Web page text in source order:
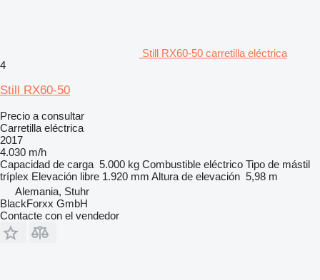
Still RX60-50 carretilla eléctrica
4
Still RX60-50
Precio a consultar
Carretilla eléctrica
2017
4.030 m/h
Capacidad de carga 5.000 kg Combustible eléctrico Tipo de mástil
tríplex Elevación libre 1.920 mm Altura de elevación 5,98 m
Alemania, Stuhr
BlackForxx GmbH
Contacte con el vendedor